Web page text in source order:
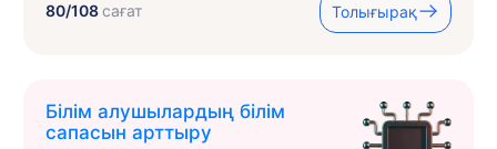
80/108сағат Толығырақ
Білім алушылардың білім
сапасын арттыру